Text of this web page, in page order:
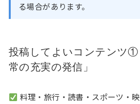
る場合があります。
投稿してよいコンテンツ①
常の充実の発信」
料理・旅行・読書・スポーツ・